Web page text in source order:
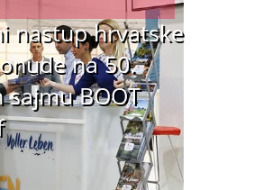
nastup hrvatske
na 50.
BOOT